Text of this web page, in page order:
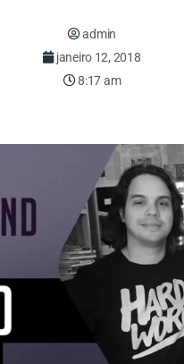
admin
janeiro 12, 2018
8:17 am